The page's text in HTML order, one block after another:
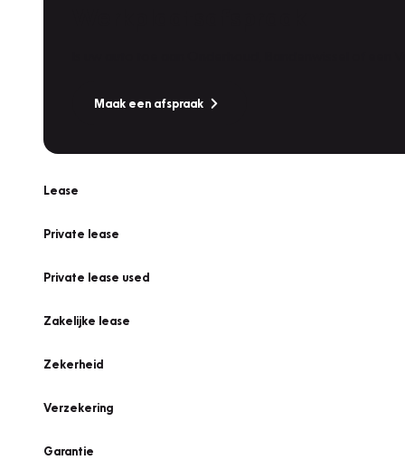
Maak een afspraak
Lease
Private lease
Private lease used
Zakelijke lease
Zekerheid
Verzekering
Garantie